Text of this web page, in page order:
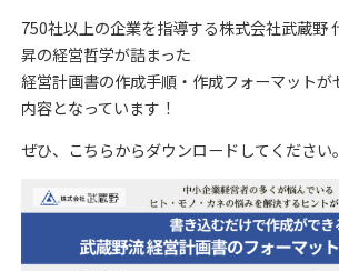
750社以上の企業を指導する株式会社武蔵野
昇の経営哲学が詰まった
経営計画書の作成手順・作成フォーマットが
内容となっています！
ぜひ、こちらからダウンロードしてください。